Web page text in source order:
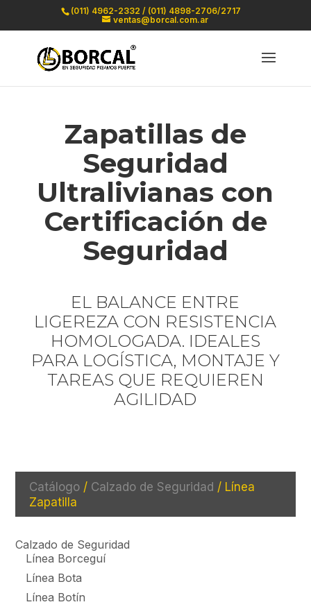
(011) 4962-2332 / (011) 4898-2706/2717
ventas@borcal.com.ar
Zapatillas de
Seguridad
Ultralivianas con
Certificación de
Seguridad
EL BALANCE ENTRE
LIGEREZA CON RESISTENCIA
HOMOLOGADA. IDEALES
PARA LOGÍSTICA, MONTAJE Y
TAREAS QUE REQUIEREN
AGILIDAD
Catálogo / Calzado de Seguridad / Línea
Zapatilla
Calzado de Seguridad
Línea Borceguí
Línea Bota
Línea Botín